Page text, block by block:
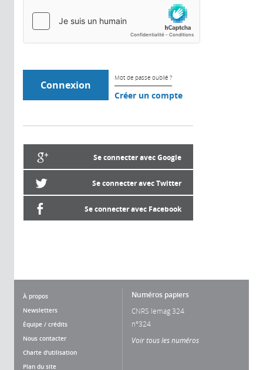
Mot de passe oublié ?
Créer un compte
Se connecter avec Google
Se connecter avec Twitter
Se connecter avec Facebook
À propos
Newsletters
Équipe / crédits
Nous contacter
Charte d'utilisation
Plan du site
Numéros papiers
CNRS lemag 324
n°324
Voir tous les numéros